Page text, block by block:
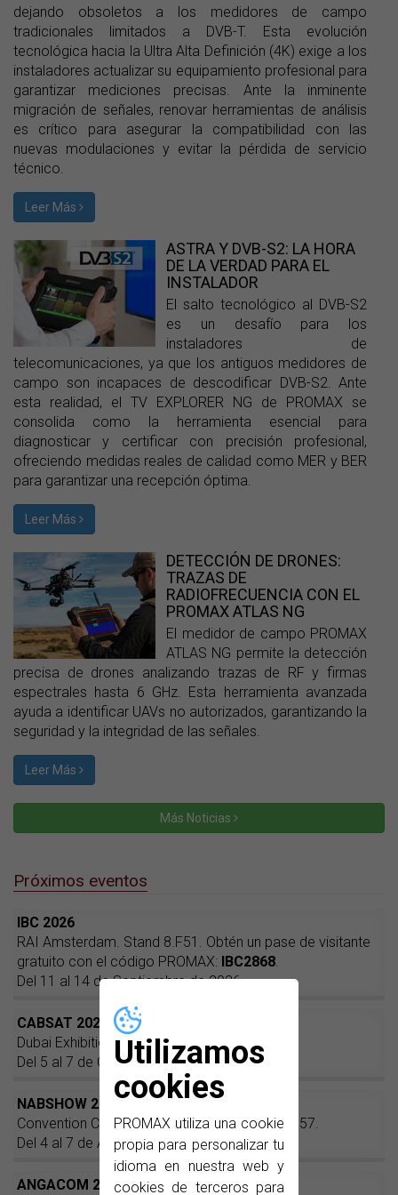
Utilizamos
cookies
PROMAX utiliza una cookie
propia para personalizar tu
idioma en nuestra web y
cookies de terceros para
dejando obsoletos a los medidores de campo
tradicionales limitados a DVB-T. Esta evolución
tecnológica hacia la Ultra Alta Definición (4K) exige a los
instaladores actualizar su equipamiento profesional para
garantizar mediciones precisas. Ante la inminente
migración de señales, renovar herramientas de análisis
es crítico para asegurar la compatibilidad con las
nuevas modulaciones y evitar la pérdida de servicio
técnico.
Leer Más
ASTRA Y DVB-S2: LA HORA
DE LA VERDAD PARA EL
INSTALADOR
El salto tecnológico al DVB-S2
es un desafío para los
instaladores de
telecomunicaciones, ya que los antiguos medidores de
campo son incapaces de descodificar DVB-S2. Ante
esta realidad, el TV EXPLORER NG de PROMAX se
consolida como la herramienta esencial para
diagnosticar y certificar con precisión profesional,
ofreciendo medidas reales de calidad como MER y BER
para garantizar una recepción óptima.
Leer Más
DETECCIÓN DE DRONES:
TRAZAS DE
RADIOFRECUENCIA CON EL
PROMAX ATLAS NG
El medidor de campo PROMAX
ATLAS NG permite la detección
precisa de drones analizando trazas de RF y firmas
espectrales hasta 6 GHz. Esta herramienta avanzada
ayuda a identificar UAVs no autorizados, garantizando la
seguridad y la integridad de las señales.
Leer Más
Más Noticias
Próximos eventos
IBC 2026
RAI Amsterdam. Stand 8.F51. Obtén un pase de visitante
gratuito con el código PROMAX: IBC2868.
Del 11 al 14 de Septiembre de 2026.
CABSAT 2026
Dubai Exhibition Center. Stand PD-12.
Del 5 al 7 de Octubre de 2026.
NABSHOW 2027
Convention Center, Las Vegas, NV. Booth C2357.
Del 4 al 7 de Abril de 2027.
ANGACOM 2027